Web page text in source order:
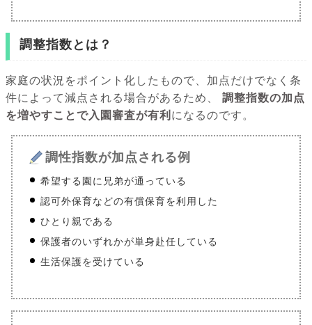
調整指数とは？
家庭の状況をポイント化したもので、加点だけでなく条
件によって減点される場合があるため、
調整指数の加点
を増やすことで入園審査が有利 になるのです。
調性指数が加点される例
希望する園に兄弟が通っている
認可外保育などの有償保育を利用した
ひとり親である
保護者のいずれかが単身赴任している
生活保護を受けている